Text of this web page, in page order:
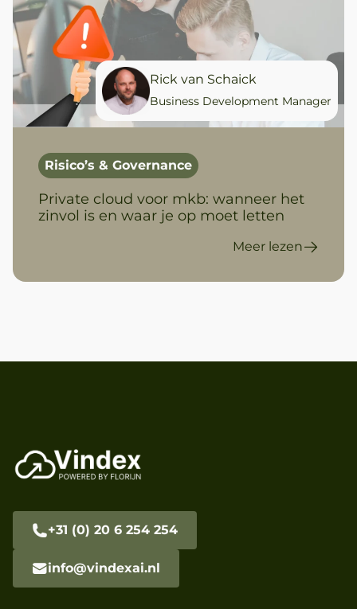
Rick van Schaick
Business Development Manager
Risico’s & Governance
Private cloud voor mkb: wanneer het
zinvol is en waar je op moet letten
Meer lezen
+31 (0) 20 6 254 254
info@vindexai.nl